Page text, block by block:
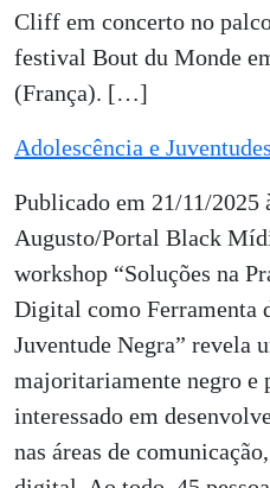
Cliff em concerto no
festival Bout du Monde
(França). […]
Adolescência e Juventudes
Publicado em 21/11/2025
Augusto/Portal Black
workshop “Soluções na
Digital como Ferramenta
Juventude Negra” revela
majoritariamente negro e
interessado em
nas áreas de